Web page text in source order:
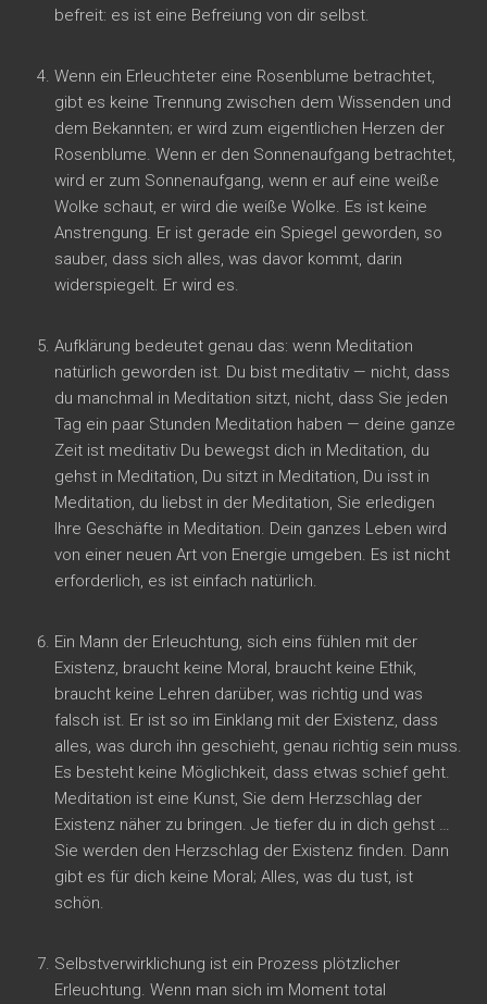
befreit: es ist eine Befreiung von dir selbst.
Wenn ein Erleuchteter eine Rosenblume betrachtet,
gibt es keine Trennung zwischen dem Wissenden und
dem Bekannten; er wird zum eigentlichen Herzen der
Rosenblume. Wenn er den Sonnenaufgang betrachtet,
wird er zum Sonnenaufgang, wenn er auf eine weiße
Wolke schaut, er wird die weiße Wolke. Es ist keine
Anstrengung. Er ist gerade ein Spiegel geworden, so
sauber, dass sich alles, was davor kommt, darin
widerspiegelt. Er wird es.
Aufklärung bedeutet genau das: wenn Meditation
natürlich geworden ist. Du bist meditativ — nicht, dass
du manchmal in Meditation sitzt, nicht, dass Sie jeden
Tag ein paar Stunden Meditation haben — deine ganze
Zeit ist meditativ Du bewegst dich in Meditation, du
gehst in Meditation, Du sitzt in Meditation, Du isst in
Meditation, du liebst in der Meditation, Sie erledigen
Ihre Geschäfte in Meditation. Dein ganzes Leben wird
von einer neuen Art von Energie umgeben. Es ist nicht
erforderlich, es ist einfach natürlich.
Ein Mann der Erleuchtung, sich eins fühlen mit der
Existenz, braucht keine Moral, braucht keine Ethik,
braucht keine Lehren darüber, was richtig und was
falsch ist. Er ist so im Einklang mit der Existenz, dass
alles, was durch ihn geschieht, genau richtig sein muss.
Es besteht keine Möglichkeit, dass etwas schief geht.
Meditation ist eine Kunst, Sie dem Herzschlag der
Existenz näher zu bringen. Je tiefer du in dich gehst …
Sie werden den Herzschlag der Existenz finden. Dann
gibt es für dich keine Moral; Alles, was du tust, ist
schön.
Selbstverwirklichung ist ein Prozess plötzlicher
Erleuchtung. Wenn man sich im Moment total